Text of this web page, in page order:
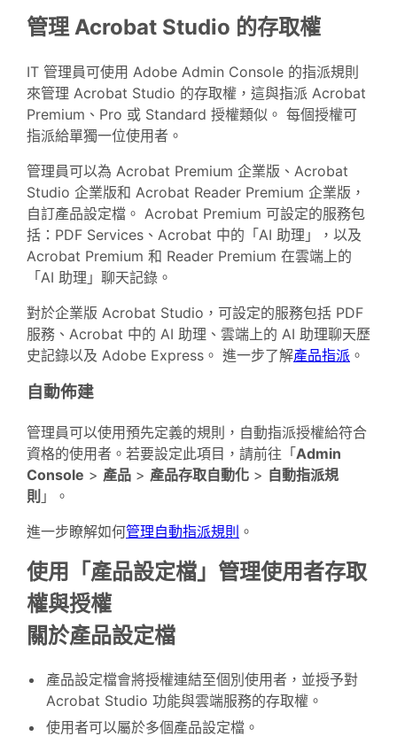
管理 Acrobat Studio 的存取權
IT 管理員可使用 Adobe Admin Console 的指派規則
來管理 Acrobat Studio 的存取權，這與指派 Acrobat
Premium、Pro 或 Standard 授權類似。 每個授權可
指派給單獨一位使用者。
管理員可以為 Acrobat Premium 企業版、Acrobat
Studio 企業版和 Acrobat Reader Premium 企業版，
自訂產品設定檔。 Acrobat Premium 可設定的服務包
括：PDF Services、Acrobat 中的「AI 助理」，以及
Acrobat Premium 和 Reader Premium 在雲端上的
「AI 助理」聊天記錄。
對於企業版 Acrobat Studio，可設定的服務包括 PDF
服務、Acrobat 中的 AI 助理、雲端上的 AI 助理聊天歷
史記錄以及 Adobe Express。 進一步了解產品指派 。
自動佈建
管理員可以使用預先定義的規則，自動指派授權給符合
資格的使用者。若要設定此項目，請前往「Admin
Console > 產品 > 產品存取自動化 > 自動指派規
則 」。
進一步瞭解如何管理自動指派規則 。
使用「產品設定檔」管理使用者存取
權與授權
關於產品設定檔
產品設定檔會將授權連結至個別使用者，並授予對
Acrobat Studio 功能與雲端服務的存取權。
使用者可以屬於多個產品設定檔。